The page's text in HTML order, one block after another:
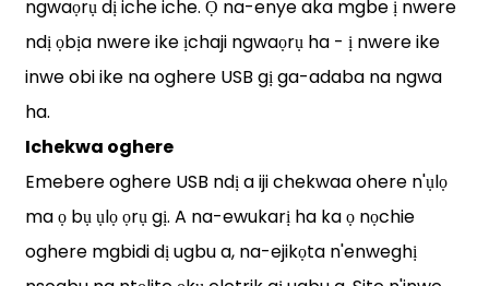
ngwaọrụ dị iche iche. Ọ na-enye aka mgbe ị nwere
ndị ọbịa nwere ike ịchaji ngwaọrụ ha - ị nwere ike
inwe obi ike na oghere USB gị ga-adaba na ngwa
ha.
Ichekwa oghere
Emebere oghere USB ndị a iji chekwaa ohere n'ụlọ
ma ọ bụ ụlọ ọrụ gị. A na-ewukarị ha ka ọ nọchie
oghere mgbidi dị ugbu a, na-ejikọta n'enweghị